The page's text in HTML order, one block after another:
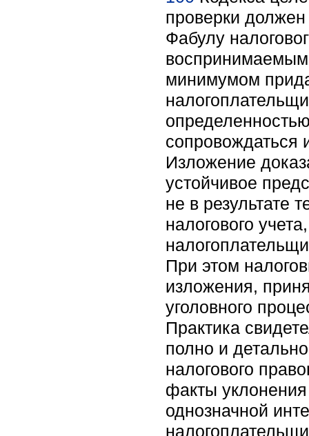
проверки
Фабулу
минимумом
Изложение
устойчивое
не в результате
налогового
При этом
изложения,
уголовного
Практика
полно и
налогового
факты
однозначной